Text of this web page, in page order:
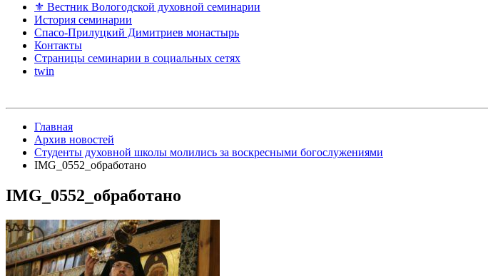
⚜ Вестник Вологодской духовной семинарии
История семинарии
Спасо-Прилуцкий Димитриев монастырь
Контакты
Страницы семинарии в социальных сетях
twin
Главная
Архив новостей
Студенты духовной школы молились за воскресными богослужениями
IMG_0552_обработано
IMG_0552_обработано